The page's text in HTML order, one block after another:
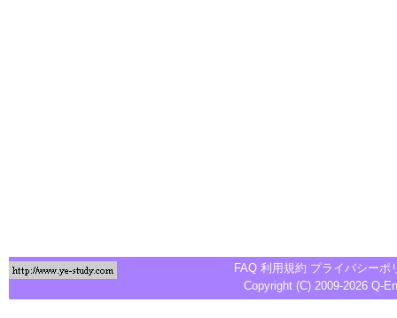
FAQ 利用規約 プライバシーポ
Copyright (C) 2009-2026 Q-